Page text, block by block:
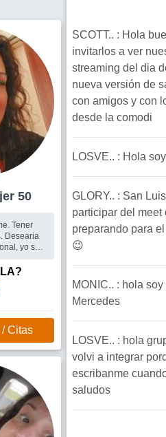
Mujer 50
Tener
Desearia
yo soy
un futuro
par...
un
/ Citas
SCOTT.. : Hola
invitarlos a ver
streaming del dia
nueva versión de
con amigos y con
desde la comodi
LOSVE.. : Hola
GLORY.. : San
participar del meet
preparando para
😉
MONIC.. : hola
Mercedes
LOSVE.. : hola
volvi a integrar
escribanme
saludos